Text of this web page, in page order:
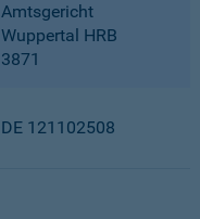
Amtsgericht
Wuppertal HRB
3871
DE 121102508